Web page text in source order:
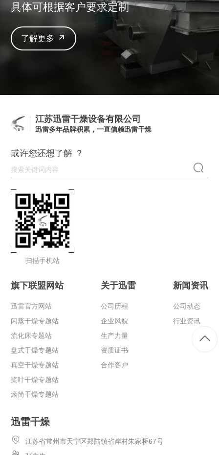
具体可根据客户要求定制
了解更多
江苏迅雷干燥设备有限公司
迅雷多年品牌积累，一直信赖迅雷干燥
或许您还想了解 ？
扫描手机站
旗下联盟网站
迅雷官方网站
闪蒸干燥专题站
流化床专题站
盘式干燥专题站
真空干燥专题站
桨叶干燥专题站
滚筒干燥专题站
关于迅雷
公司历程
企业风貌
生产力量
资质证书
合作客户
新闻资讯
公司动态
行业资讯
迅雷干燥
江苏省常州市天宁区郑陆镇省岸村朱家桥67号